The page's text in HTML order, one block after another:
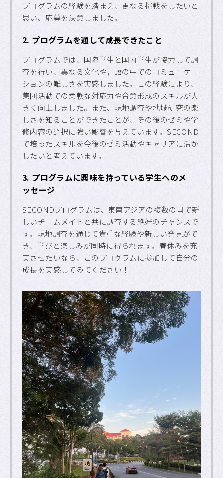
プログラムの経験を踏まえ、更なる挑戦をしたいと
思い、応募を決意しました。
2. プログラムを通して成長できたこと
プログラムでは、国際学生と国内学生が協力して調
査を行い、異なる文化や言語の中でのコミュニケー
ションの難しさを実感しました。この経験により、
集団活動での柔軟な対応力や合意形成のスキルが大
きく向上しました。また、現地調査や地域研究の楽
しさを知ることができたことが、その後のゼミや学
修内容の選択に強い影響を与えています。SECOND
で培ったスキルを今後のゼミ活動やキャリアに活か
したいと考えています。
3. プログラムに興味を持っている学生へのメ
ッセージ
SECONDプログラムは、東南アジアの複数の国で新
しいチームメイトと共に調査する絶好のチャンスで
す。現地調査を通じて貴重な経験や新しい発見がで
き、学びと楽しみが同時に得られます。春休みを充
実させたいなら、このプログラムに参加して自分の
成長を実感してみてください！